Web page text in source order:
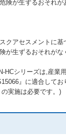
険が生ずるおそれ
クアセスメントに基
が生ずるおそれが
シリーズは,産業
』に適合して
実施は必要です。)